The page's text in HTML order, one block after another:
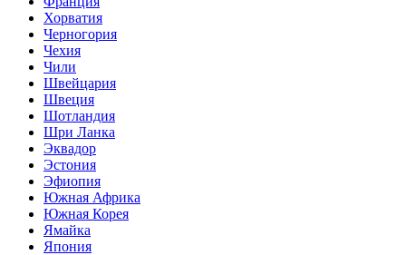
Хорватия
Черногория
Чехия
Чили
Швейцария
Швеция
Шотландия
Шри Ланка
Эквадор
Эстония
Эфиопия
Южная Африка
Южная Корея
Ямайка
Япония